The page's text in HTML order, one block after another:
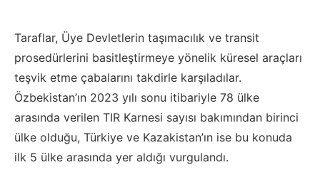
Taraflar, Üye Devletlerin taşımacılık ve transit
prosedürlerini basitleştirmeye yönelik küresel araçları
teşvik etme çabalarını takdirle karşıladılar.
Özbekistan’ın 2023 yılı sonu itibariyle 78 ülke
arasında verilen TIR Karnesi sayısı bakımından birinci
ülke olduğu, Türkiye ve Kazakistan’ın ise bu konuda
ilk 5 ülke arasında yer aldığı vurgulandı.